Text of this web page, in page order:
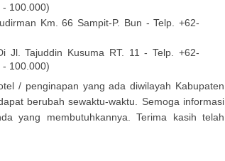
- 100.000)
Km. 66 Sampit-P. Bun - Telp. +62-
Jl. Tajuddin Kusuma RT. 11 - Telp. +62-
- 100.000)
/ penginapan yang ada diwilayah Kabupaten
berubah sewaktu-waktu. Semoga informasi
yang membutuhkannya. Terima kasih telah